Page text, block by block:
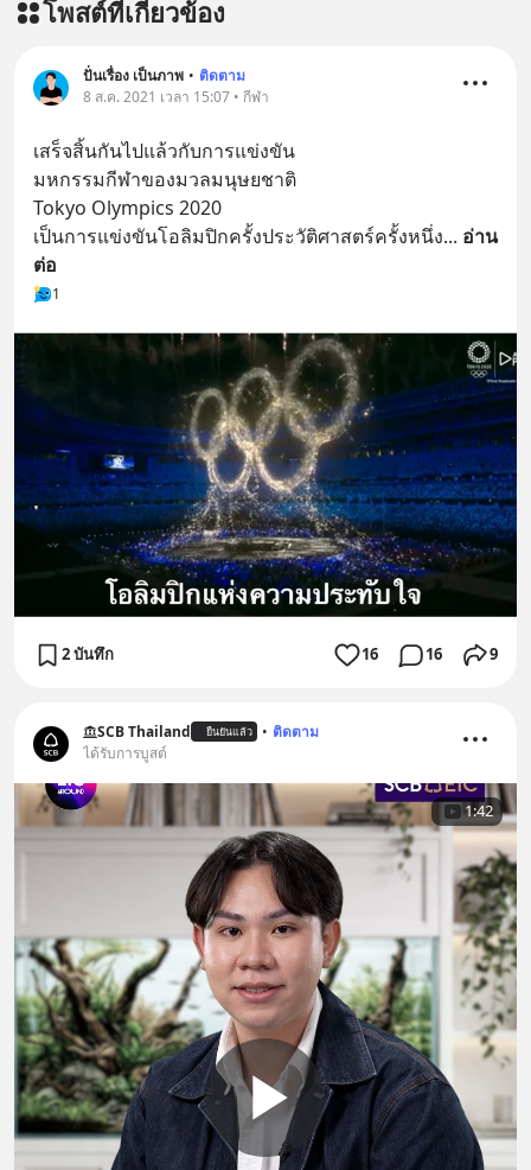
โพสต์ที่เกี่ยวข้อง
ปั่นเรื่อง เป็นภาพ • ติดตาม
8 ส.ค. 2021 เวลา 15:07 • กีฬา
เสร็จสิ้นกันไปแล้วกับการแข่งขัน
มหกรรมกีฬาของมวลมนุษยชาติ
Tokyo Olympics 2020
เป็นการแข่งขันโอลิมปิกครั้งประวัติศาสตร์ครั้งหนึ่ง... อ่าน
ต่อ
1
2 บันทึก 16 16 9
SCB Thailand ยืนยันแล้ว • ติดตาม
ได้รับการบูสต์
1:42